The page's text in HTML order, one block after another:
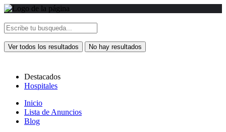
Ver todos los resultados No hay resultados
Destacados
Hospitales
Inicio
Lista de Anuncios
Blog